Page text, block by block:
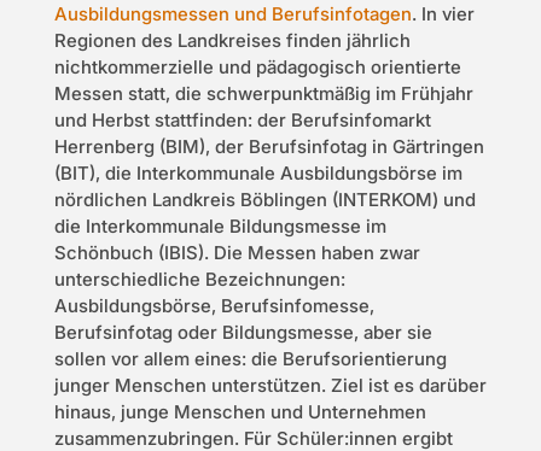
Ausbildungsmessen und Berufsinfotagen. In vier
Regionen des Landkreises finden jährlich
nichtkommerzielle und pädagogisch orientierte
Messen statt, die schwerpunktmäßig im Frühjahr
und Herbst stattfinden: der Berufsinfomarkt
Herrenberg (BIM), der Berufsinfotag in Gärtringen
(BIT), die Interkommunale Ausbildungsbörse im
nördlichen Landkreis Böblingen (INTERKOM) und
die Interkommunale Bildungsmesse im
Schönbuch (IBIS). Die Messen haben zwar
unterschiedliche Bezeichnungen:
Ausbildungsbörse, Berufsinfomesse,
Berufsinfotag oder Bildungsmesse, aber sie
sollen vor allem eines: die Berufsorientierung
junger Menschen unterstützen. Ziel ist es darüber
hinaus, junge Menschen und Unternehmen
zusammenzubringen. Für Schüler:innen ergibt